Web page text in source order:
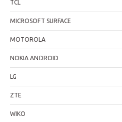
TCL
MICROSOFT SURFACE
MOTOROLA
NOKIA ANDROID
LG
ZTE
WIKO